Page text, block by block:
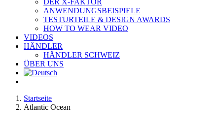
DER X-FAKTOR
ANWENDUNGSBEISPIELE
TESTURTEILE & DESIGN AWARDS
HOW TO WEAR VIDEO
VIDEOS
HÄNDLER
HÄNDLER SCHWEIZ
ÜBER UNS
Startseite
Atlantic Ocean